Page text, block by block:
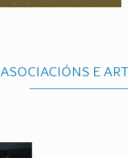
ASOCIACIÓNS E